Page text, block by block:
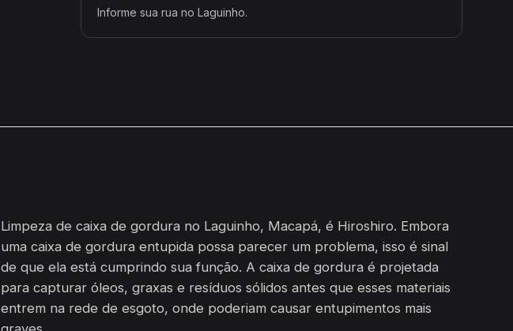
Informe sua rua no Laguinho.
Limpeza de caixa de gordura no Laguinho, Macapá, é Hiroshiro. Embora
uma caixa de gordura entupida possa parecer um problema, isso é sinal
de que ela está cumprindo sua função. A caixa de gordura é projetada
para capturar óleos, graxas e resíduos sólidos antes que esses materiais
entrem na rede de esgoto, onde poderiam causar entupimentos mais